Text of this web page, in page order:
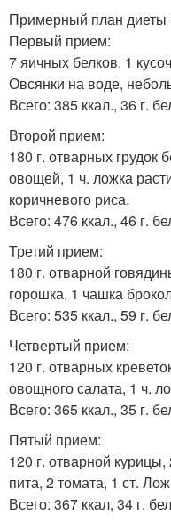
Примерный план диеты
Первый прием:
7 яичных белков, 1
Овсянки на воде,
Всего: 385 ккал., 36 г.
Второй прием:
180 г. отварных грудок
овощей, 1 ч. ложка
коричневого риса.
Всего: 476 ккал., 46 г.
Третий прием:
180 г. отварной
горошка, 1 чашка
Всего: 535 ккал., 59 г.
Четвертый прием:
120 г. отварных
овощного салата, 1 ч.
Всего: 365 ккал., 35 г.
Пятый прием:
120 г. отварной
пита, 2 томата, 1 ст.
Всего: 367 ккал, 34 г.